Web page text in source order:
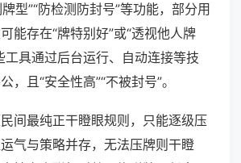
型”“防检测防封号”等功能，部分用
能存在“牌特别好”或“透视他人牌
工具通过后台运行、自动连接等技
，且“安全性高”“不被封号”。
间最纯正干瞪眼规则，只能逐级压
气与策略并存，无法压牌则干瞪